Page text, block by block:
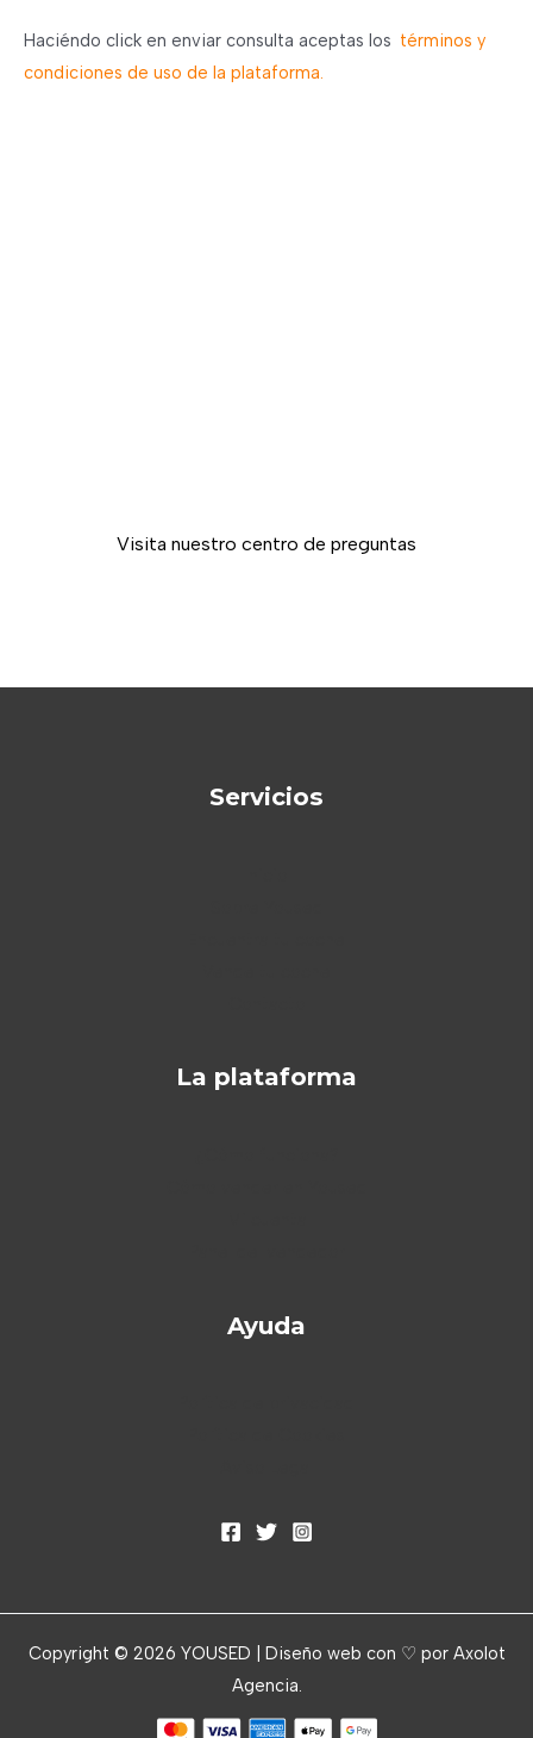
Haciéndo click en enviar consulta aceptas los términos y
condiciones de uso de la plataforma.
Visita nuestro centro de preguntas
Servicios
La plataforma
Ayuda
Copyright © 2026 YOUSED | Diseño web con ♡ por Axolot
Agencia.